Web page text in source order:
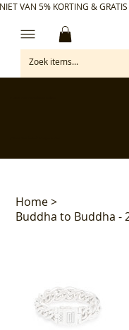
VAN 5% KORTING &
Home>